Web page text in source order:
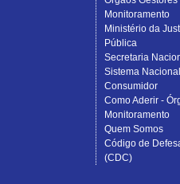
Monitoramento
Ministério da
Pública
Secretaria
Sistema
Consumidor
Como Aderir -
Monitoramento
Quem Somos
Código de
(CDC)